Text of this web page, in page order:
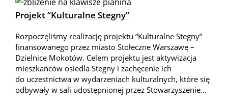
Projekt “Kulturalne Stegny”
Rozpoczęliśmy realizację projektu “Kulturalne Stegny”
finansowanego przez miasto Stołeczne Warszawę –
Dzielnice Mokotów. Celem projektu jest aktywizacja
mieszkańców osiedla Stegny i zachęcenie ich
do uczestnictwa w wydarzeniach kulturalnych, które się
odbywały w sali udostępnionej przez Stowarzyszenie…